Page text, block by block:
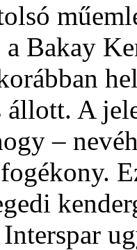
a Bakay
állott. A
–